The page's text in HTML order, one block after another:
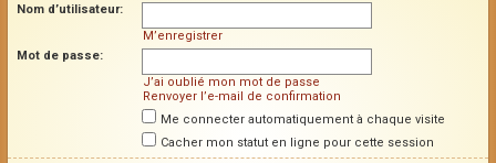
Nom d’utilisateur:
M’enregistrer
Mot de passe:
J’ai oublié mon mot de passe
Renvoyer l’e-mail de confirmation
Me connecter automatiquement à chaque visite
Cacher mon statut en ligne pour cette session